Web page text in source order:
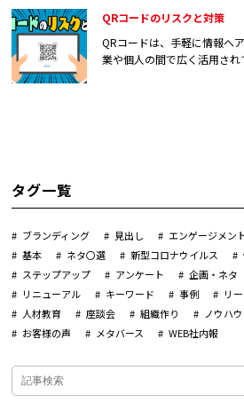
QRコードのリスクと対策
QRコードは、手軽に情報へ
業や個人の間で広く活用され
タグ一覧
ブランディング 見出し エンゲージメン
基本
ネタ〇選 新型コロナウイルス
ステップアップ
アンケート 企画・ネタ
リニューアル
キーワード 事例 リ
人材教育
座談会 組織作り ノウハウ
お客様の声
メタバース WEB社内報